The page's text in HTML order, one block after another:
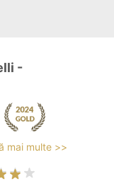
-
mai multe >>